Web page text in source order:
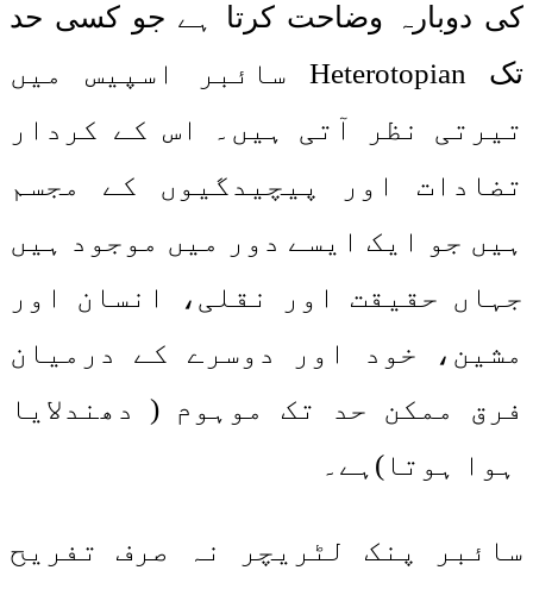
کی دوبارہ وضاحت کرتا ہے جو کسی حد
تک Heterotopian سائبر اسپیس میں
تیرتی نظر آتی ہیں۔ اس کے کردار
تضادات اور پیچیدگیوں کے مجسم
ہیں جو ایک ایسے دور میں موجود ہیں
جہاں حقیقت اور نقلی، انسان اور
مشین، خود اور دوسرے کے درمیان
فرق ممکن حد تک موہوم ( دھندلایا
ہوا ہوتا)ہے۔
سائبر پنک لٹریچر نہ صرف تفریح